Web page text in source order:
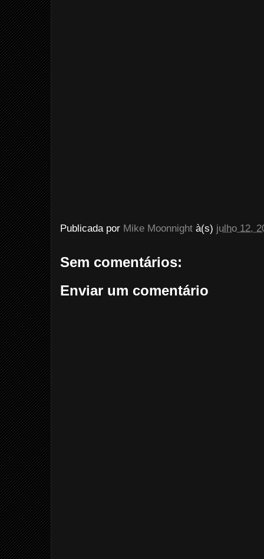
Publicada por Mike Moonnight à(s) julho 12,
Sem comentários:
Enviar um comentário